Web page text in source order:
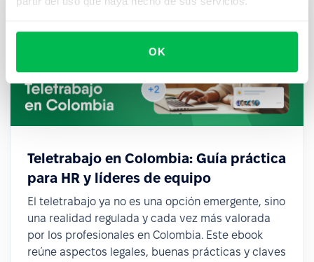
OK
Teletrabajo en Colombia: Guía práctica
para HR y líderes de equipo
El teletrabajo ya no es una opción emergente, sino
una realidad regulada y cada vez más valorada
por los profesionales en Colombia. Este ebook
reúne aspectos legales, buenas prácticas y claves